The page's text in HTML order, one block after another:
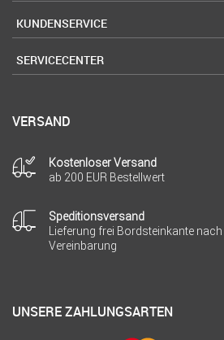
KUNDENSERVICE
SERVICECENTER
VERSAND
Kostenloser Versand
ab 200 EUR Bestellwert
Speditionsversand
Lieferung frei Bordsteinkante
Vereinbarung
UNSERE ZAHLUNGSARTEN